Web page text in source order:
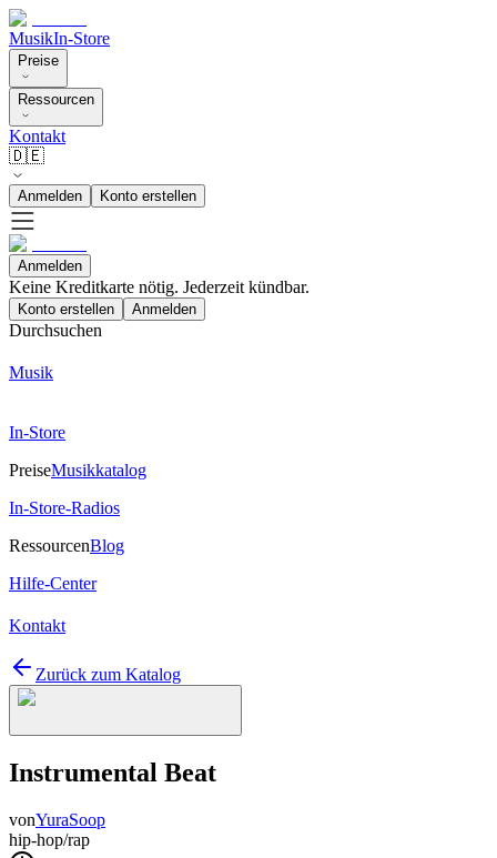
MusikIn-Store
Preise
Ressourcen
Kontakt
🇩🇪
Anmelden Konto erstellen
Anmelden
Keine Kreditkarte nötig. Jederzeit kündbar.
Konto erstellen Anmelden
Durchsuchen
Musik
In-Store
PreiseMusikkatalog
In-Store-Radios
RessourcenBlog
Hilfe-Center
Kontakt
Zurück zum Katalog
Instrumental Beat
vonYuraSoop
hip-hop/rap